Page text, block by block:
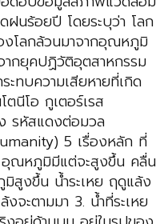
นร้อยปี โดยระบุว่า โลก
งโลกล้วนมาจากอุณหภูมิ
กยุคปฏิวัติอุตสาหกรรม
ทบความเสียหายที่เกิด
นีโอ กูเตอร์เรส
ง รหัสแดงต่อมวล
5 เรื่องหลัก ที่
อุณหภูมิมีแต่จะสูงขึ้น คลื่น
สูงขึ้น น้ำระเหย ฤดูแล้ง
งจะตามมา 3. น้ำที่ระเหย